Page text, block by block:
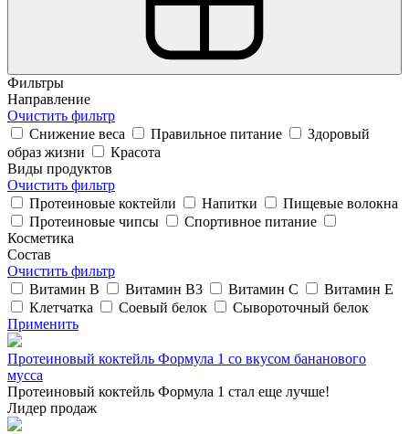
Фильтры
Направление
Очистить фильтр
Снижение веса
Правильное питание
Здоровый
образ жизни
Красота
Виды продуктов
Очистить фильтр
Протеиновые коктейли
Напитки
Пищевые волокна
Протеиновые чипсы
Спортивное питание
Косметика
Состав
Очистить фильтр
Витамин B
Витамин B3 Витамин C
Витамин E
Клетчатка
Соевый белок
Сывороточный белок
Применить
Протеиновый коктейль Формула 1 со вкусом бананового
мусса
Протеиновый коктейль Формула 1 стал еще лучше!
Лидер продаж